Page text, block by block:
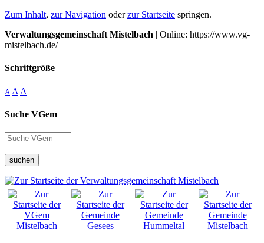
Zum Inhalt, zur Navigation oderzur Startseite springen.
Verwaltungsgemeinschaft Mistelbach | Online: https://www.vg-
mistelbach.de/
Schriftgröße
A A A
Suche VGem
suchen